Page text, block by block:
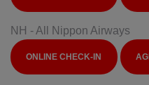
NH - All Nippon Airways
ONLINE CHECK-IN